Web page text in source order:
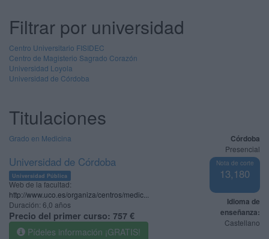
Filtrar por universidad
Centro Universitario FISIDEC
Centro de Magisterio Sagrado Corazón
Universidad Loyola
Universidad de Córdoba
Titulaciones
Córdoba
Presencial
Nota de corte
13,180
Idioma de
enseñanza:
Castellano
Grado en Medicina
Universidad de Córdoba
Universidad Pública
Web de la facultad:
http://www.uco.es/organiza/centros/medic...
Duración: 6,0 años
Precio del primer curso: 757 €
Pídeles información ¡GRATIS!